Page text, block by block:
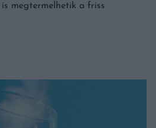
megtermelhetik a friss